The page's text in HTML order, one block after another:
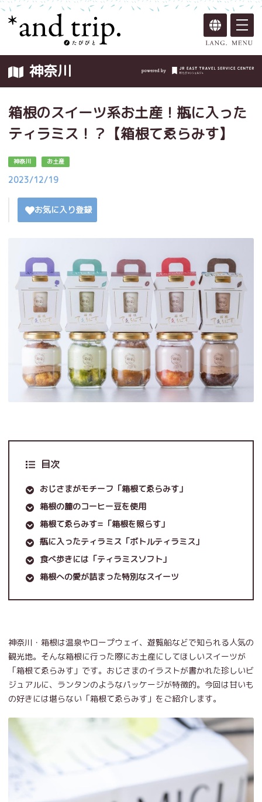
神奈川
箱根のスイーツ系お土産！瓶に入った
ティラミス！？【箱根てゑらみす】
神奈川 お土産
2023/12/19
お気に入り登録
目次
おじさまがモチーフ「箱根てゑらみす」
箱根の麓のコーヒー豆を使用
箱根てゑらみす=「箱根を照らす」
瓶に入ったティラミス「ボトルティラミス」
食べ歩きには「ティラミスソフト」
箱根への愛が詰まった特別なスイーツ
神奈川・箱根は温泉やロープウェイ、遊覧船などで知られる人気の
観光地。そんな箱根に行った際にお土産にしてほしいスイーツが
「箱根てゑらみす」です。おじさまのイラストが書かれた珍しいビ
ジュアルに、ランタンのようなパッケージが特徴的。今回は甘いも
の好きには堪らない「箱根てゑらみす」をご紹介します。